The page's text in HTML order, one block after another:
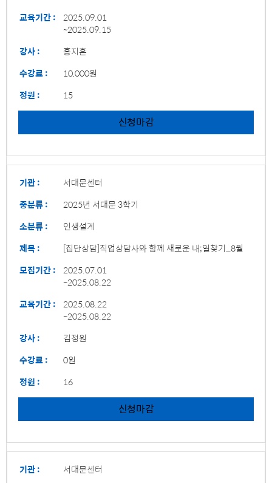
교육기간 : 2025.09.01
~2025.09.15
강사 :
홍지흔
수강료 :
10,000원
정원 :
15
신청마감
기관 :
서대문센터
중분류 :
2025년 서대문 3학기
소분류 :
인생설계
제목 :
[집단상담]직업상담사와 함께 새로운 내;일찾기_8월
모집기간 : 2025.07.01
~2025.08.22
교육기간 : 2025.08.22
~2025.08.22
강사 :
김정원
수강료 :
0원
정원 :
16
신청마감
기관 :
서대문센터